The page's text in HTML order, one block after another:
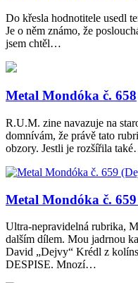
Do křesla hodnotitele usedl
Je o něm známo, že
jsem chtěl…
Metal Mondóka č. 658
R.U.M. zine navazuje na
domnívám, že právě tato
obzory. Jestli je rozšířila
Metal Mondóka č.
Ultra-nepravidelná rubrika,
dalším dílem. Mou jadrnou
David „Dejvy“ Krédl z
DESPISE. Mnozí…